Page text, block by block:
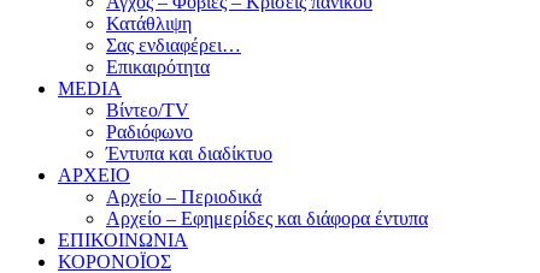
Κατάθλιψη
Σας ενδιαφέρει…
Επικαιρότητα
MEDIA
Βίντεο/TV
Ραδιόφωνο
Έντυπα και διαδίκτυο
ΑΡΧΕΙΟ
Αρχείο – Περιοδικά
Αρχείο – Εφημερίδες και διάφορα έντυπα
ΕΠΙΚΟΙΝΩΝΙΑ
ΚΟΡΟΝΟΪΟΣ